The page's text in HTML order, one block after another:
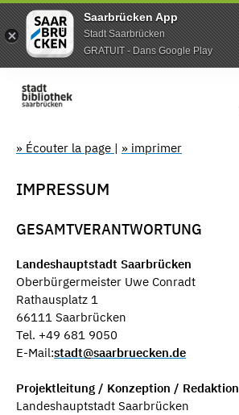
Saarbrücken App
Stadt Saarbrücken
GRATUIT - Dans Google Play
» Écouter la page | » imprimer
IMPRESSUM
GESAMTVERANTWORTUNG
Landeshauptstadt Saarbrücken
Oberbürgermeister Uwe Conradt
Rathausplatz 1
66111 Saarbrücken
Tel. +49 681 9050
E-Mail:stadt@saarbruecken.de
Projektleitung / Konzeption / Redaktion
Landeshauptstadt Saarbrücken